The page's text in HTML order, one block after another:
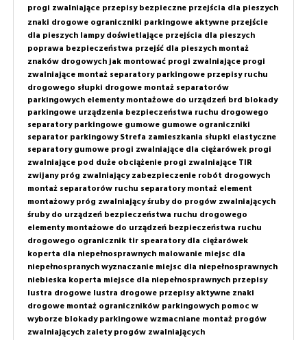
progi zwalniające przepisy bezpieczne przejścia dla pieszych
znaki drogowe ograniczniki parkingowe aktywne przejście
dla pieszych lampy doświetlające przejścia dla pieszych
poprawa bezpieczeństwa przejść dla pieszych montaż
znaków drogowychjak montować progi zwalniające progi
zwalniające montaż separatory parkingowe przepisy ruchu
drogowego słupki drogowe montaż separatorów
parkingowych elementy montażowe do urządzeń brd blokady
parkingowe urządzenia bezpieczeństwa ruchu drogowego
separatory parkingowe gumowe gumowe ograniczniki
separator parkingowy Strefa zamieszkania słupki elastyczne
separatory gumowe progi zwalniające dla ciężarówek progi
zwalniające pod duże obciążenie progi zwalniające TIR
zwijany próg zwalniający zabezpieczenie robót drogowych
montaż separatorów ruchu separatory montaż element
montażowy próg zwalniającyśruby do progów zwalniających
śruby do urządzeń bezpieczeństwa ruchu drogowego
elementy montażowe do urządzeń bezpieczeństwa ruchu
drogowego ogranicznik tir spearatory dla ciężarówek
koperta dla niepełnosprawnych malowanie miejsc dla
niepełnospranychwyznaczanie miejsc dla niepełnosprawnych
niebieska koperta miejsce dla niepełnosprawnych przepisy
lustra drogowe lustra drogowe przepisy aktywne znaki
drogowe montaż ograniczników parkingowych pomoc w
wyborze blokady parkingowe wzmacniane montaż progów
zwalniających zalety progów zwalniających